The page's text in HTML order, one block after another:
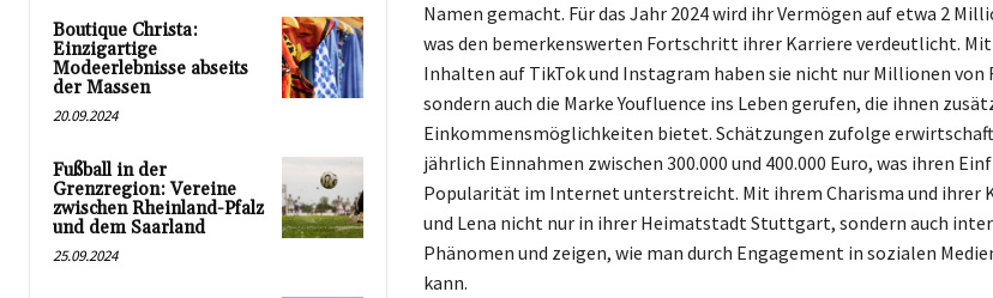
Boutique Christa:
Einzigartige
Modeerlebnisse abseits
der Massen
20.09.2024
Fußball in der
Grenzregion: Vereine
zwischen Rheinland-Pfalz
und dem Saarland
25.09.2024
Namen gemacht. Für das Jahr 2024 wird ihr Vermögen auf etwa 2
was den bemerkenswerten Fortschritt ihrer Karriere verdeutlicht.
Inhalten auf TikTok und Instagram haben sie nicht nur Millionen von
sondern auch die Marke Youfluence ins Leben gerufen, die ihnen
Einkommensmöglichkeiten bietet. Schätzungen zufolge
jährlich Einnahmen zwischen 300.000 und 400.000 Euro, was ihren
Popularität im Internet unterstreicht. Mit ihrem Charisma und ihrer
und Lena nicht nur in ihrer Heimatstadt Stuttgart, sondern auch
Phänomen und zeigen, wie man durch Engagement in sozialen
kann.